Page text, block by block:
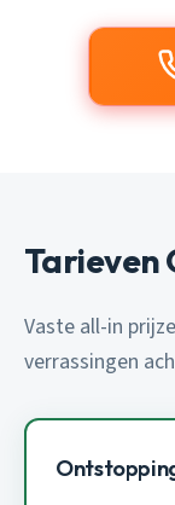
Tarieven
Vaste all-in
verrassingen